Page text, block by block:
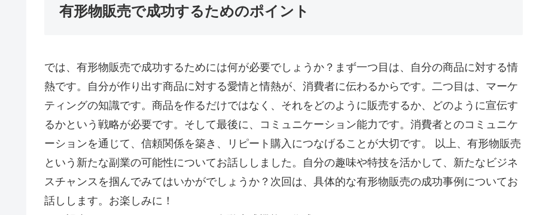
有形物販売で成功するためのポイント
では、有形物販売で成功するためには何が必要でしょうか？まず一つ目は、自分の商品に対する情
熱です。自分が作り出す商品に対する愛情と情熱が、消費者に伝わるからです。二つ目は、マーケ
ティングの知識です。商品を作るだけではなく、それをどのように販売するか、どのように宣伝す
るかという戦略が必要です。そして最後に、コミュニケーション能力です。消費者とのコミュニケ
ーションを通じて、信頼関係を築き、リピート購入につなげることが大切です。 以上、有形物販売
という新たな副業の可能性についてお話ししました。自分の趣味や特技を活かして、新たなビジネ
スチャンスを掴んでみてはいかがでしょうか？次回は、具体的な有形物販売の成功事例についてお
話しします。お楽しみに！